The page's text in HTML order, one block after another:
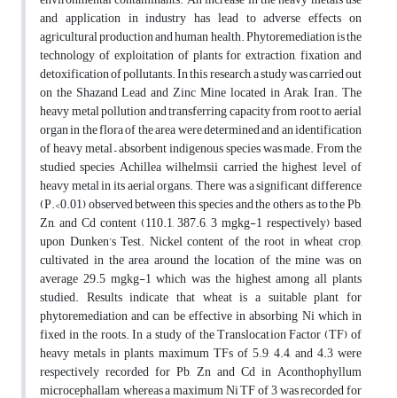
and application in industry has lead to adverse effects on
agricultural production and human health. Phytoremediation is the
technology of exploitation of plants for extraction, fixation and
detoxification of pollutants. In this research, a study was carried out
on the Shazand Lead and Zinc Mine located in Arak, Iran. The
heavy metal pollution and transferring capacity from root to aerial
organ in the flora of the area were determined and an identification
of heavy metal – absorbent indigenous species was made. From the
studied species Achillea wilhelmsii carried the highest level of
heavy metal in its aerial organs. There was a significant difference
(P.<0.01) observed between this species and the others as to the Pb,
Zn, and Cd content (110.1, 387.6, 3 mgkg-1 respectively) based
upon Dunken’s Test. Nickel content of the root in wheat crop,
cultivated in the area around the location of the mine was on
average 29.5 mgkg-1 which was the highest among all plants
studied. Results indicate that wheat is a suitable plant for
phytoremediation and can be effective in absorbing Ni which in
fixed in the roots. In a study of the Translocation Factor (TF) of
heavy metals in plants, maximum TFs of 5.9, 4.4, and 4.3 were
respectively recorded for Pb, Zn and Cd in Aconthophyllum
microcephallam, whereas a maximum Ni TF of 3 was recorded for